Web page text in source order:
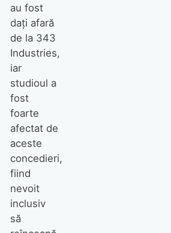
au fost
dați afară
de la 343
Industries,
iar
studioul a
fost
foarte
afectat de
aceste
concedieri,
fiind
nevoit
inclusiv
să